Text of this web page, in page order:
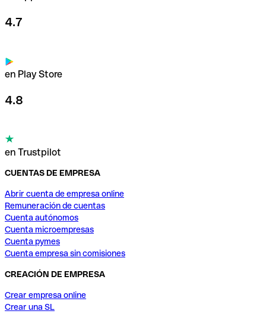
4.7
en Play Store
4.8
en Trustpilot
CUENTAS DE EMPRESA
Abrir cuenta de empresa online
Remuneración de cuentas
Cuenta autónomos
Cuenta microempresas
Cuenta pymes
Cuenta empresa sin comisiones
CREACIÓN DE EMPRESA
Crear empresa online
Crear una SL